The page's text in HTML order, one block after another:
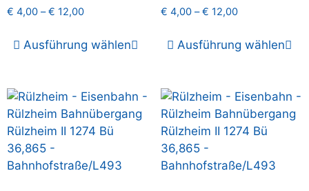
€ 4,00 –€ 12,00
Ausführung wählen
€ 4,00–€ 12,00
Ausführung wählen